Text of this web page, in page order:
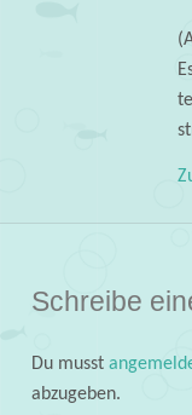
Schreibe
Du musst
abzugeben.